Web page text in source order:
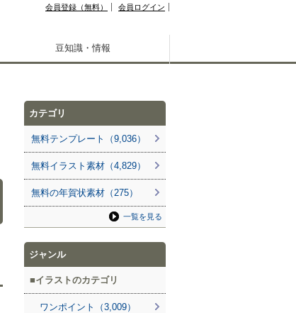
会員登録（無料） 会員ログイン
豆知識・情報
カテゴリ
無料テンプレート（9,036）
無料イラスト素材（4,829）
無料の年賀状素材（275）
一覧を見る
ジャンル
イラストのカテゴリ
ワンポイント（3,009）